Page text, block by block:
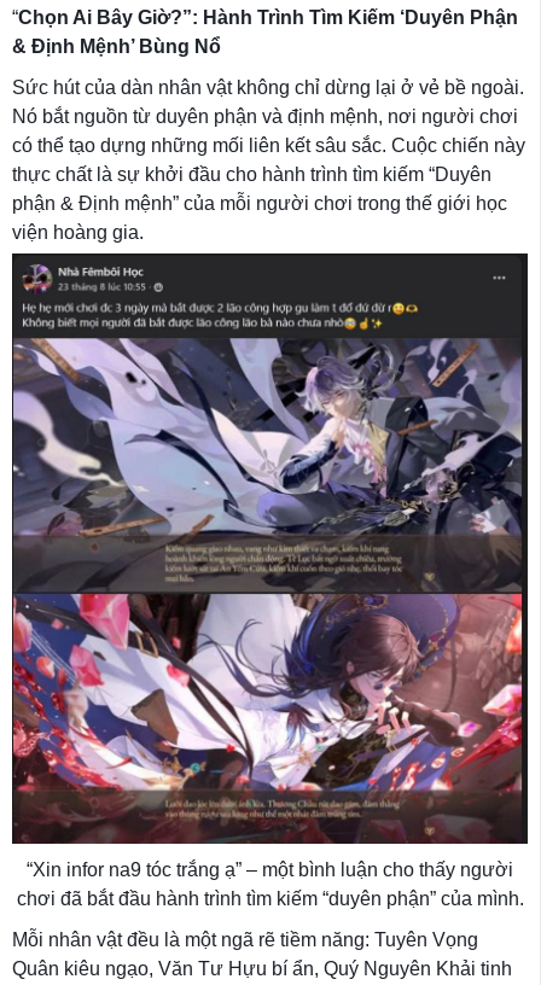
“Chọn Ai Bây Giờ?”: Hành Trình Tìm Kiếm ‘Duyên Phận
& Định Mệnh’ Bùng Nổ
Sức hút của dàn nhân vật không chỉ dừng lại ở vẻ bề ngoài.
Nó bắt nguồn từ duyên phận và định mệnh, nơi người chơi
có thể tạo dựng những mối liên kết sâu sắc. Cuộc chiến này
thực chất là sự khởi đầu cho hành trình tìm kiếm “Duyên
phận & Định mệnh” của mỗi người chơi trong thế giới học
viện hoàng gia.
“Xin infor na9 tóc trắng ạ” – một bình luận cho thấy người
chơi đã bắt đầu hành trình tìm kiếm “duyên phận” của mình.
Mỗi nhân vật đều là một ngã rẽ tiềm năng: Tuyên Vọng
Quân kiêu ngạo, Văn Tư Hựu bí ẩn, Quý Nguyên Khải tinh